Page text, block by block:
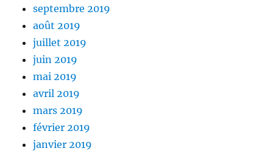
septembre 2019
août 2019
juillet 2019
juin 2019
mai 2019
avril 2019
mars 2019
février 2019
janvier 2019